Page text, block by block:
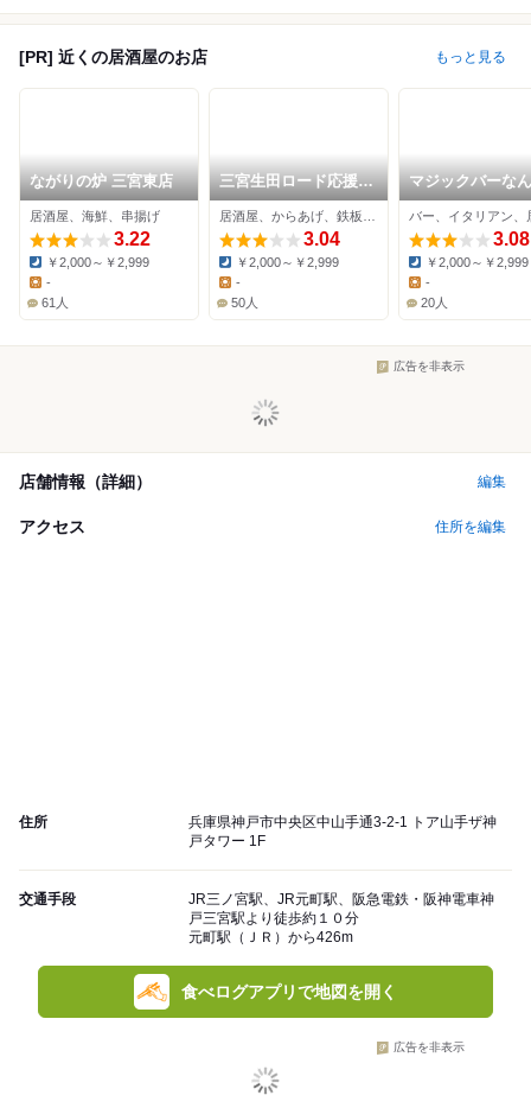
[PR] 近くの居酒屋のお店 もっと見る
ながりの炉 三宮東店
居酒屋、海鮮、串揚げ
3.22
Dinner:
￥2,000～￥2,999
Lunch:
-
61人
三宮生田ロード応援団
大分からあげと鉄板焼
勝男
3.04
Dinner:
￥2,000～￥2,999
Lunch:
-
50人
マジックバーな
屋！？
バー、イタリアン、
3.08
Dinner:
￥2,000～￥2,999
Lunch:
-
20人
広告を非表示
店舗情報（詳細） 編集
アクセス 住所を編集
住所
兵庫県神戸市中央区中山手通3-2-1 トア山手ザ神
戸タワー 1F
交通手段
JR三ノ宮駅、JR元町駅、阪急電鉄・阪神電車神
戸三宮駅より徒歩約１０分
元町駅（ＪＲ）から426m
食べログアプリで地図を開く
広告を非表示